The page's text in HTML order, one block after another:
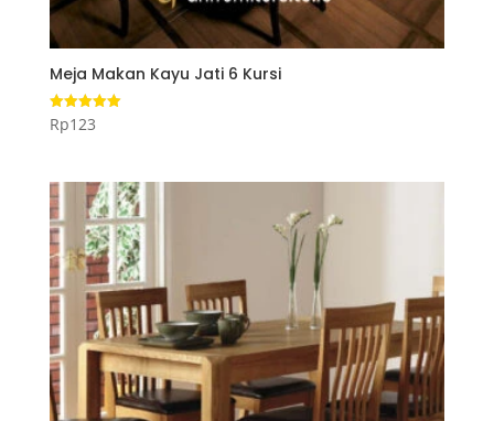
Meja Makan Kayu Jati 6 Kursi
Dinilai
5.00
Rp123